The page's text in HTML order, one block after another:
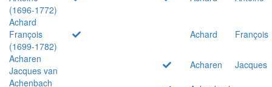
(1696-1772)
Achard
François
(1699-1782)
Achard
François
Acharen
Jacques van
Acharen
Jacques
Achenbach